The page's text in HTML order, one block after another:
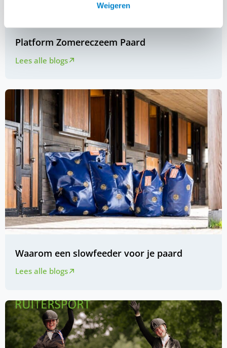
Weigeren
Platform Zomereczeem Paard
Lees alle blogs
Waarom een slowfeeder voor je paard
Lees alle blogs